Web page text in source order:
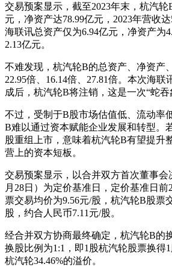
交易预案显示，截至2023年末，杭汽轮
元，净资产达78.99亿元，2023年营收
海联讯总资产仅为6.94亿元，净资产为
2.13亿元。
不难发现，杭汽轮B的总资产、净资产
22.95倍、16.14倍、27.81倍。本次海
成后，杭汽轮B将注销，这是一次“蛇吞
不过，受制于B股市场估值低、流动率
B难以通过资本赋能企业发展和转型。
股重组上市，意味着杭汽轮B有望提升
营上的资本短板。
交易预案显示，以合并双方首次董事会
月28日）为定价基准日，定价基准日
票交易均价为9.56元/股，杭汽轮B股票
股，约合人民币7.11元/股。
经合并双方协商最终确定，杭汽轮B的
换股比例为1:1，即1股杭汽轮股票换得
杭汽轮34.46%的溢价。